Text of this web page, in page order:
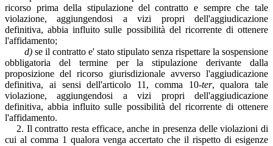
ricorso prima della stipulazione del contratto e sempre che tale
violazione, aggiungendosi a vizi propri dell'aggiudicazione
definitiva, abbia influito sulle possibilità del ricorrente di ottenere
l'affidamento;
d) se il contratto e' stato stipulato senza rispettare la sospensione
obbligatoria del termine per la stipulazione derivante dalla
proposizione del ricorso giurisdizionale avverso l'aggiudicazione
definitiva, ai sensi dell'articolo 11, comma 10-ter, qualora tale
violazione, aggiungendosi a vizi propri dell'aggiudicazione
definitiva, abbia influito sulle possibilità del ricorrente di ottenere
l'affidamento.
2. Il contratto resta efficace, anche in presenza delle violazioni di
cui al comma 1 qualora venga accertato che il rispetto di esigenze